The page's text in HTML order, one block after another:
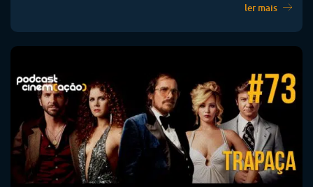
ler mais